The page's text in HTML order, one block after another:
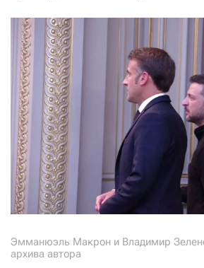
Эмманюэль Макрон и Владимир
архива автора